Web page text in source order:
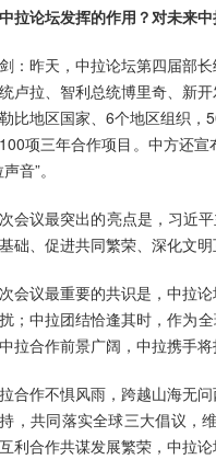
拉论坛发挥的作用？对未来
：昨天，中拉论坛第四届部
卢拉、智利总统博里奇、新
比地区国家、6个地区组织
项三年合作项目。中方还
音”。
会议最突出的亮点是，习近
础、促进共同繁荣、深化文
会议最重要的共识是，中拉
；中拉团结恰逢其时，作为
拉合作前景广阔，中拉携手
合作不惧风雨，跨越山海无
，共同落实全球三大倡议，
利合作共谋发展繁荣，中拉